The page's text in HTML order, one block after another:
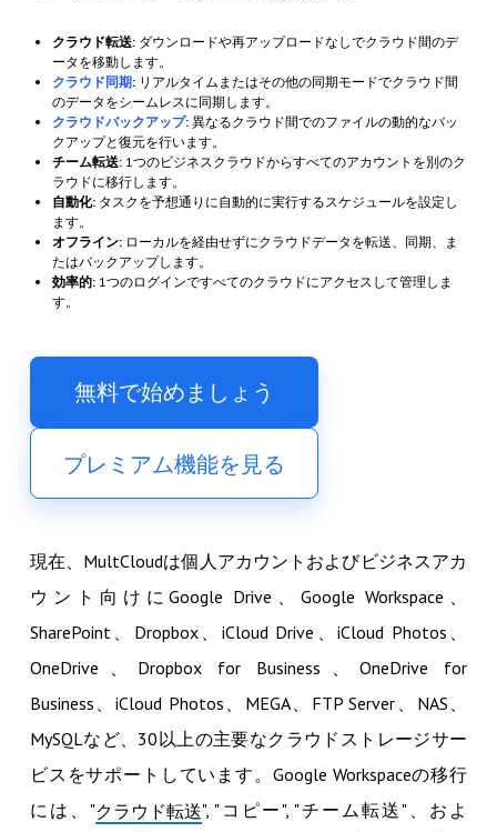
クラウド転送: ダウンロードや再アップロードなしでクラウド間のデ
ータを移動します。
クラウド同期: リアルタイムまたはその他の同期モードでクラウド間
のデータをシームレスに同期します。
クラウドバックアップ: 異なるクラウド間でのファイルの動的なバッ
クアップと復元を行います。
チーム転送: 1つのビジネスクラウドからすべてのアカウントを別のク
ラウドに移行します。
自動化: タスクを予想通りに自動的に実行するスケジュールを設定し
ます。
オフライン: ローカルを経由せずにクラウドデータを転送、同期、ま
たはバックアップします。
効率的: 1つのログインですべてのクラウドにアクセスして管理しま
す。
無料で始めましょう
プレミアム機能を見る
現在、MultCloudは個人アカウントおよびビジネスアカ
ウント向けにGoogle Drive、Google Workspace、
SharePoint、Dropbox、iCloud Drive、iCloud Photos、
OneDrive、Dropbox for Business、OneDrive for
Business、iCloud Photos、MEGA、FTP Server、NAS、
MySQLなど、30以上の主要なクラウドストレージサー
ビスをサポートしています。Google Workspaceの移行
には、"クラウド転送", "コピー", "チーム転送"、およ